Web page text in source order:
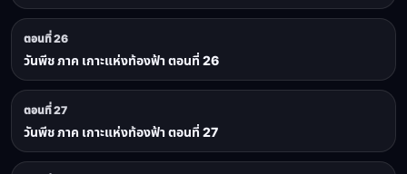
ตอนที่ 26
วันพีช ภาค เกาะแห่งท้องฟ้า ตอนที่ 26
ตอนที่ 27
วันพีช ภาค เกาะแห่งท้องฟ้า ตอนที่ 27